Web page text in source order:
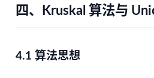
四、Kruskal 算法与
4.1 算法思想